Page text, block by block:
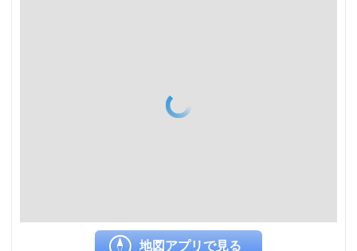
地図アプリで見る